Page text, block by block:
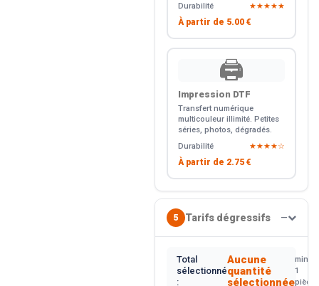
Durabilité
★★★★★
À partir de 5.00 €
🖨️
Impression DTF
Transfert numérique
multicouleur illimité. Petites
séries, photos, dégradés.
Durabilité
★★★★☆
À partir de 2.75 €
5 Tarifs dégressifs —
Total
sélectionné
:
Aucune
quantité
sélectionnée
min.
1
pièce